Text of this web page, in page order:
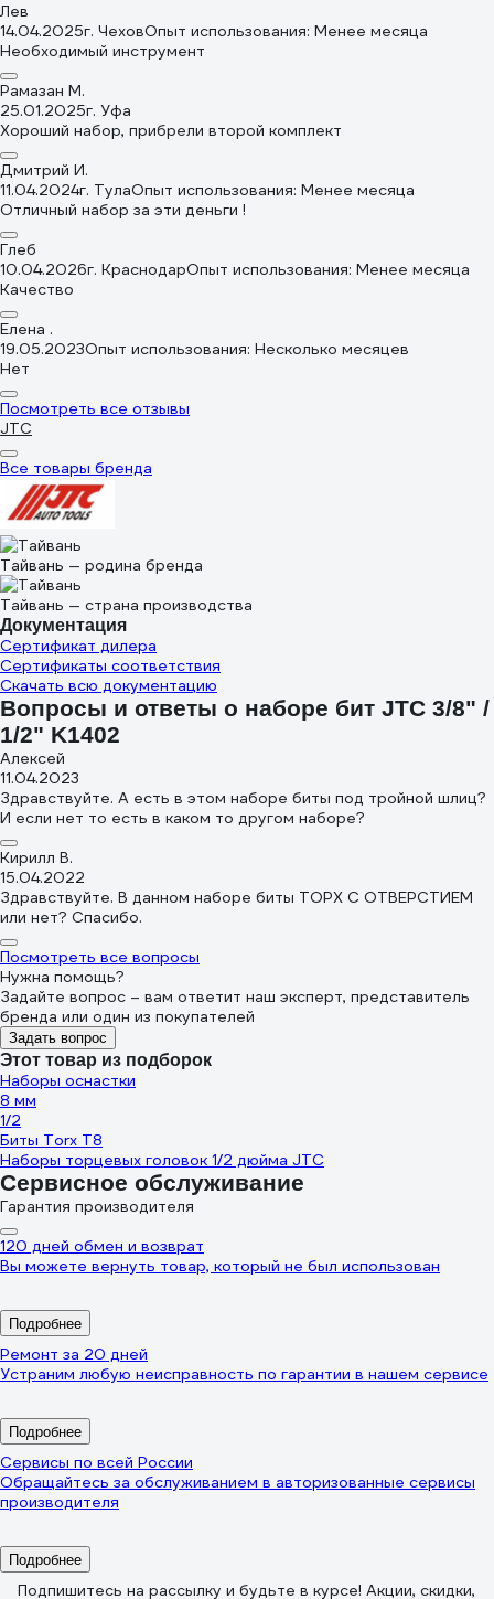
Лев
14.04.2025г. ЧеховОпыт использования: Менее месяца
Необходимый инструмент
Рамазан М.
25.01.2025г. Уфа
Хороший набор, прибрели второй комплект
Дмитрий И.
11.04.2024г. ТулаОпыт использования: Менее месяца
Отличный набор за эти деньги !
Глеб
10.04.2026г. КраснодарОпыт использования: Менее месяца
Качество
Елена .
19.05.2023Опыт использования: Несколько месяцев
Нет
Посмотреть все отзывы
JTC
Все товары бренда
Тайвань — родина бренда
Тайвань — страна производства
Документация
Сертификат дилера
Сертификаты соответствия
Скачать всю документацию
Вопросы и ответы о наборе бит JTC 3/8" /
1/2" K1402
Алексей
11.04.2023
Здравствуйте. А есть в этом наборе биты под тройной шлиц?
И если нет то есть в каком то другом наборе?
Кирилл В.
15.04.2022
Здравствуйте. В данном наборе биты TOPX С ОТВЕРСТИЕМ
или нет? Спасибо.
Посмотреть все вопросы
Нужна помощь?
Задайте вопрос – вам ответит наш эксперт, представитель
бренда или один из покупателей
Задать вопрос
Этот товар из подборок
Наборы оснастки
8 мм
1/2
Биты Torx T8
Наборы торцевых головок 1/2 дюйма JTC
Сервисное обслуживание
Гарантия производителя
120 дней обмен и возврат
Вы можете вернуть товар, который не был использован
Подробнее
Ремонт за 20 дней
Устраним любую неисправность по гарантии в нашем сервисе
Подробнее
Сервисы по всей России
Обращайтесь за обслуживанием в авторизованные сервисы
производителя
Подробнее
Подпишитесь на рассылку и будьте в курсе! Акции, скидки,